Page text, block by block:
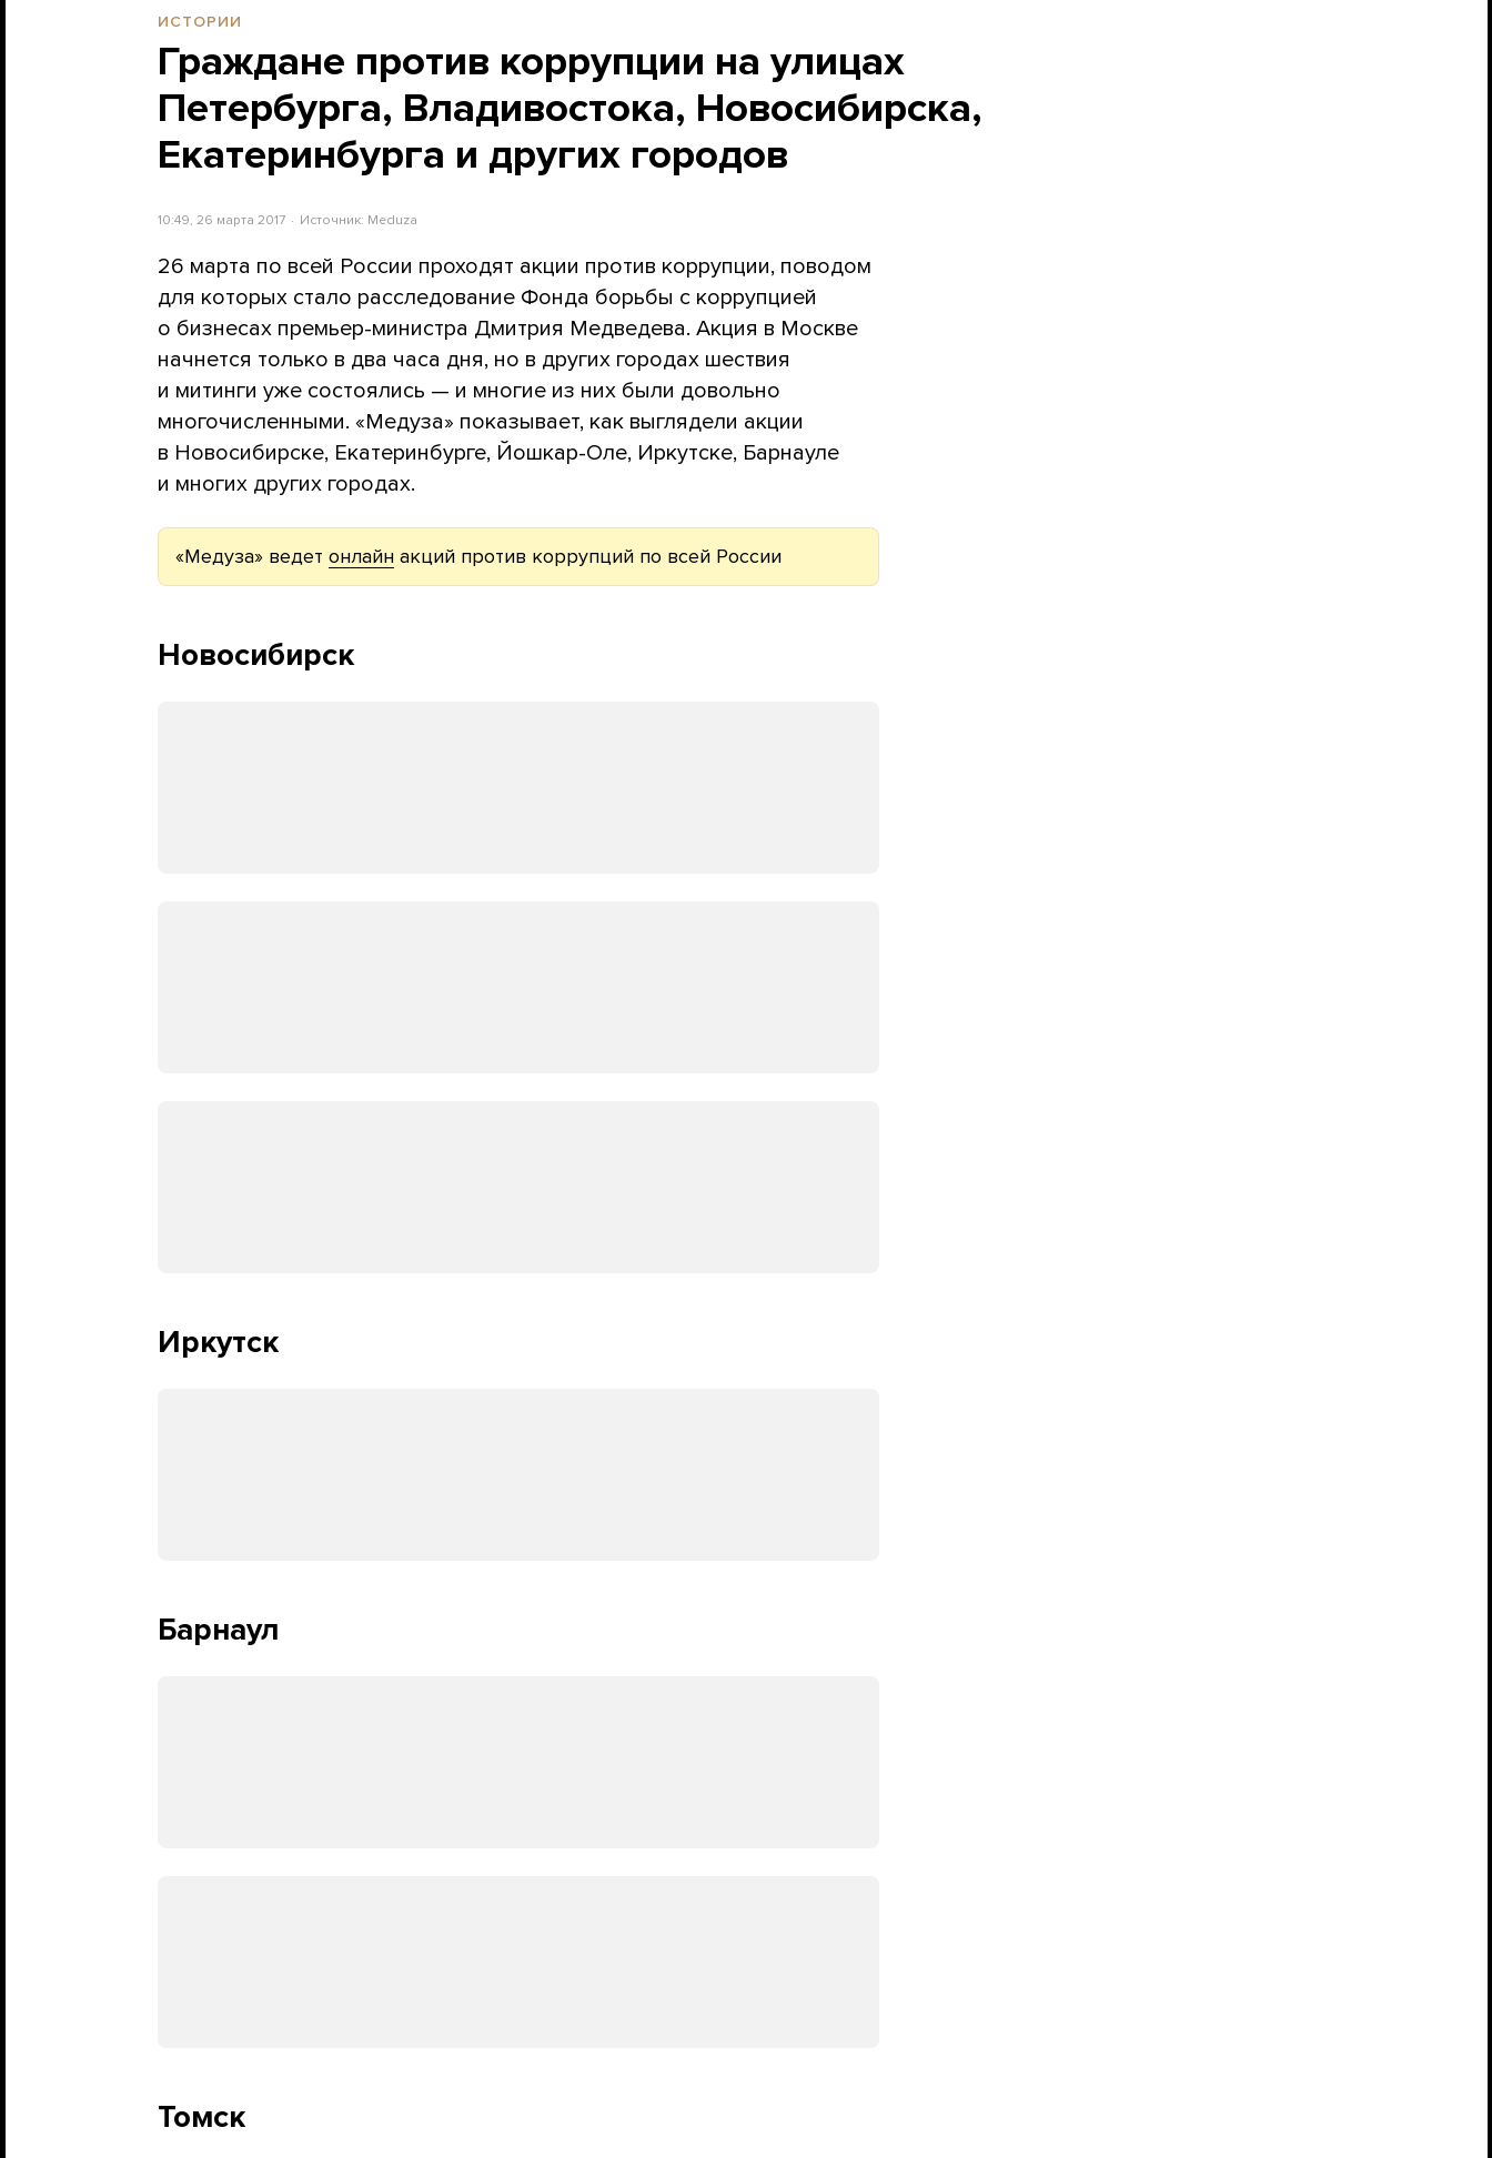
ИСТОРИИ
Граждане против коррупции на улицах
Петербурга, Владивостока, Новосибирска,
Екатеринбурга и других городов
10:49, 26 марта 2017 Источник: Meduza
26 марта по всей России проходят акции против коррупции, поводом
для которых стало расследование Фонда борьбы с коррупцией
о бизнесах премьер-министра Дмитрия Медведева. Акция в Москве
начнется только в два часа дня, но в других городах шествия
и митинги уже состоялись — и многие из них были довольно
многочисленными. «Медуза» показывает, как выглядели акции
в Новосибирске, Екатеринбурге, Йошкар-Оле, Иркутске, Барнауле
и многих других городах.
«Медуза» ведет онлайн акций против коррупций по всей России
Новосибирск
Иркутск
Барнаул
Томск